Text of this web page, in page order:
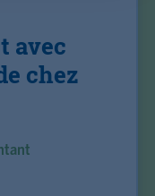
avec
chez